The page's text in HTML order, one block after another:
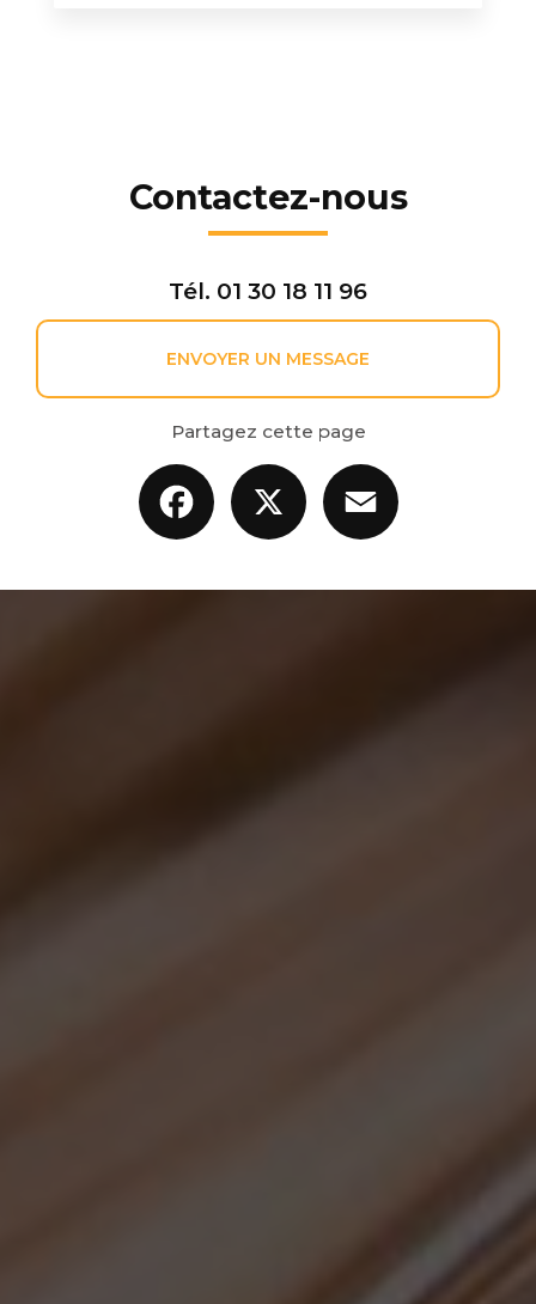
Contactez-nous
Tél. 01 30 18 11 96
ENVOYER UN MESSAGE
Partagez cette page
Facebook